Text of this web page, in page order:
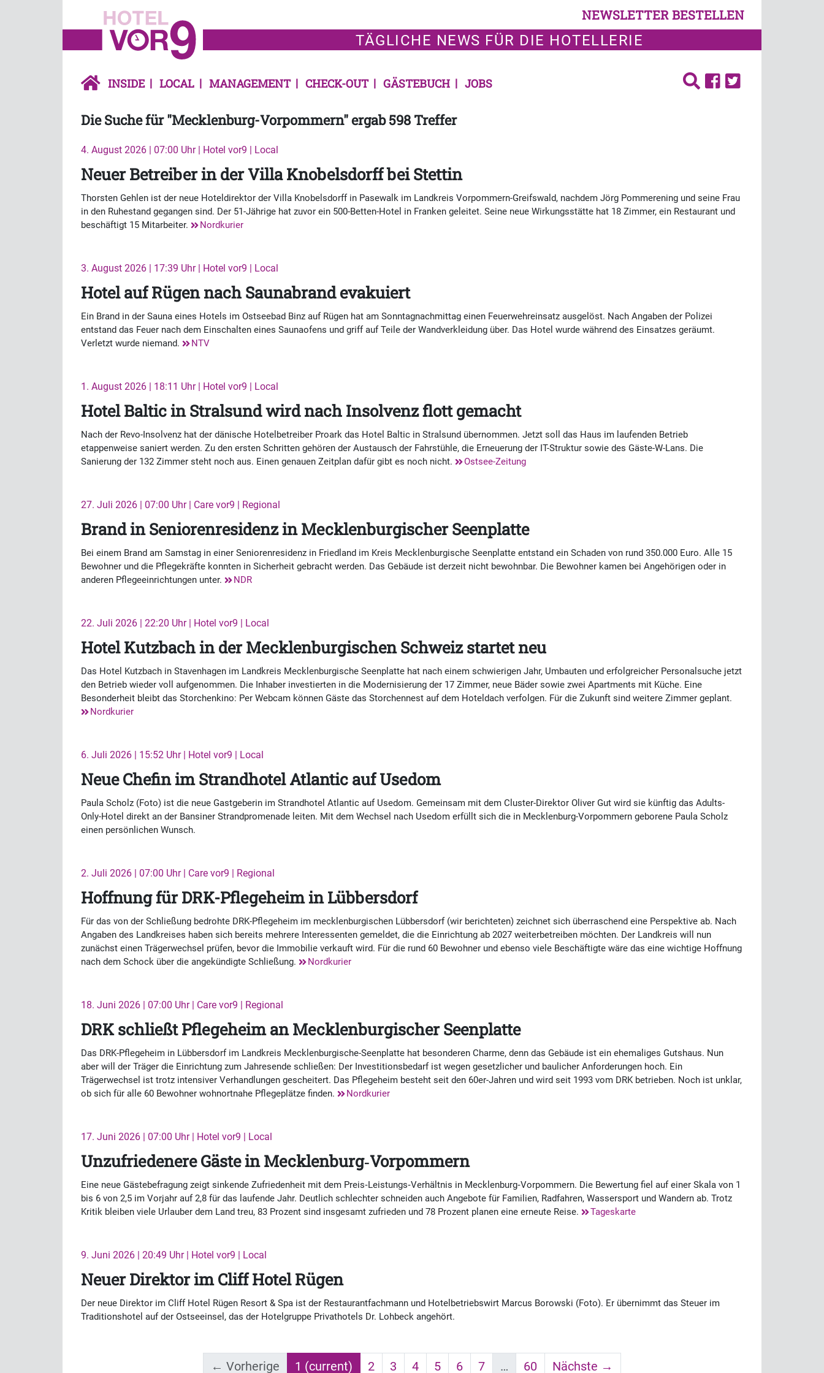
NEWSLETTER BESTELLEN
TÄGLICHE NEWS FÜR DIE HOTELLERIE
INSIDE LOCAL MANAGEMENT CHECK-OUT GÄSTEBUCH JOBS
Die Suche für "Mecklenburg-Vorpommern" ergab 598 Treffer
4. August 2026 | 07:00 Uhr | Hotel vor9 | Local
Neuer Betreiber in der Villa Knobelsdorff bei Stettin
Thorsten Gehlen ist der neue Hoteldirektor der Villa Knobelsdorff in Pasewalk im Landkreis Vorpommern-Greifswald, nachdem Jörg Pommerening und seine Frau
in den Ruhestand gegangen sind. Der 51-Jährige hat zuvor ein 500-Betten-Hotel in Franken geleitet. Seine neue Wirkungsstätte hat 18 Zimmer, ein Restaurant und
beschäftigt 15 Mitarbeiter.
Nordkurier
3. August 2026 | 17:39 Uhr | Hotel vor9 | Local
Hotel auf Rügen nach Saunabrand evakuiert
Ein Brand in der Sauna eines Hotels im Ostseebad Binz auf Rügen hat am Sonntagnachmittag einen Feuerwehreinsatz ausgelöst. Nach Angaben der Polizei
entstand das Feuer nach dem Einschalten eines Saunaofens und griff auf Teile der Wandverkleidung über. Das Hotel wurde während des Einsatzes geräumt.
Verletzt wurde niemand.
NTV
1. August 2026 | 18:11 Uhr | Hotel vor9 | Local
Hotel Baltic in Stralsund wird nach Insolvenz flott gemacht
Nach der Revo-Insolvenz hat der dänische Hotelbetreiber Proark das Hotel Baltic in Stralsund übernommen. Jetzt soll das Haus im laufenden Betrieb
etappenweise saniert werden. Zu den ersten Schritten gehören der Austausch der Fahrstühle, die Erneuerung der IT-Struktur sowie des Gäste-W-Lans. Die
Sanierung der 132 Zimmer steht noch aus. Einen genauen Zeitplan dafür gibt es noch nicht.
Ostsee-Zeitung
27. Juli 2026 | 07:00 Uhr | Care vor9 | Regional
Brand in Seniorenresidenz in Mecklenburgischer Seenplatte
Bei einem Brand am Samstag in einer Seniorenresidenz in Friedland im Kreis Mecklenburgische Seenplatte entstand ein Schaden von rund 350.000 Euro. Alle 15
Bewohner und die Pflegekräfte konnten in Sicherheit gebracht werden. Das Gebäude ist derzeit nicht bewohnbar. Die Bewohner kamen bei Angehörigen oder in
anderen Pflegeeinrichtungen unter.
NDR
22. Juli 2026 | 22:20 Uhr | Hotel vor9 | Local
Hotel Kutzbach in der Mecklenburgischen Schweiz startet neu
Das Hotel Kutzbach in Stavenhagen im Landkreis Mecklenburgische Seenplatte hat nach einem schwierigen Jahr, Umbauten und erfolgreicher Personalsuche jetzt
den Betrieb wieder voll aufgenommen. Die Inhaber investierten in die Modernisierung der 17 Zimmer, neue Bäder sowie zwei Apartments mit Küche. Eine
Besonderheit bleibt das Storchenkino: Per Webcam können Gäste das Storchennest auf dem Hoteldach verfolgen. Für die Zukunft sind weitere Zimmer geplant.
Nordkurier
6. Juli 2026 | 15:52 Uhr | Hotel vor9 | Local
Neue Chefin im Strandhotel Atlantic auf Usedom
Paula Scholz (Foto) ist die neue Gastgeberin im Strandhotel Atlantic auf Usedom. Gemeinsam mit dem Cluster-Direktor Oliver Gut wird sie künftig das Adults-
Only-Hotel direkt an der Bansiner Strandpromenade leiten. Mit dem Wechsel nach Usedom erfüllt sich die in Mecklenburg-Vorpommern geborene Paula Scholz
einen persönlichen Wunsch.
2. Juli 2026 | 07:00 Uhr | Care vor9 | Regional
Hoffnung für DRK-Pflegeheim in Lübbersdorf
Für das von der Schließung bedrohte DRK-Pflegeheim im mecklenburgischen Lübbersdorf (wir berichteten) zeichnet sich überraschend eine Perspektive ab. Nach
Angaben des Landkreises haben sich bereits mehrere Interessenten gemeldet, die die Einrichtung ab 2027 weiterbetreiben möchten. Der Landkreis will nun
zunächst einen Trägerwechsel prüfen, bevor die Immobilie verkauft wird. Für die rund 60 Bewohner und ebenso viele Beschäftigte wäre das eine wichtige Hoffnung
nach dem Schock über die angekündigte Schließung.
Nordkurier
18. Juni 2026 | 07:00 Uhr | Care vor9 | Regional
DRK schließt Pflegeheim an Mecklenburgischer Seenplatte
Das DRK-Pflegeheim in Lübbersdorf im Landkreis Mecklenburgische-Seenplatte hat besonderen Charme, denn das Gebäude ist ein ehemaliges Gutshaus. Nun
aber will der Träger die Einrichtung zum Jahresende schließen: Der Investitionsbedarf ist wegen gesetzlicher und baulicher Anforderungen hoch. Ein
Trägerwechsel ist trotz intensiver Verhandlungen gescheitert. Das Pflegeheim besteht seit den 60er-Jahren und wird seit 1993 vom DRK betrieben. Noch ist unklar,
ob sich für alle 60 Bewohner wohnortnahe Pflegeplätze finden.
Nordkurier
17. Juni 2026 | 07:00 Uhr | Hotel vor9 | Local
Unzufriedenere Gäste in Mecklenburg‑Vorpommern
Eine neue Gästebefragung zeigt sinkende Zufriedenheit mit dem Preis‑Leistungs‑Verhältnis in Mecklenburg‑Vorpommern. Die Bewertung fiel auf einer Skala von 1
bis 6 von 2,5 im Vorjahr auf 2,8 für das laufende Jahr. Deutlich schlechter schneiden auch Angebote für Familien, Radfahren, Wassersport und Wandern ab. Trotz
Kritik bleiben viele Urlauber dem Land treu, 83 Prozent sind insgesamt zufrieden und 78 Prozent planen eine erneute Reise.
Tageskarte
9. Juni 2026 | 20:49 Uhr | Hotel vor9 | Local
Neuer Direktor im Cliff Hotel Rügen
Der neue Direktor im Cliff Hotel Rügen Resort & Spa ist der Restaurantfachmann und Hotelbetriebswirt Marcus Borowski (Foto). Er übernimmt das Steuer im
Traditionshotel auf der Ostseeinsel, das der Hotelgruppe Privathotels Dr. Lohbeck angehört.
← Vorherige 1 (current) 2 3 4 5 6 7 … 60 Nächste →